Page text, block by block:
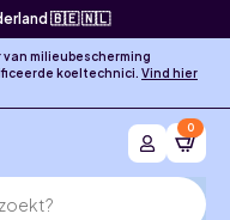
🇧🇪 🇳🇱
milieubescherming
koeltechnici. Vind hier
0